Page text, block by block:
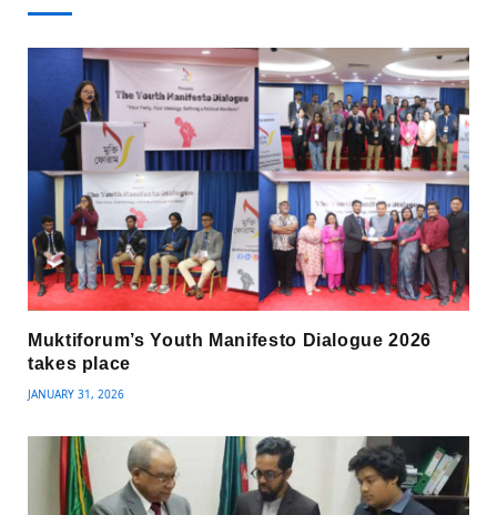
Muktiforum’s Youth Manifesto Dialogue 2026
takes place
JANUARY 31, 2026